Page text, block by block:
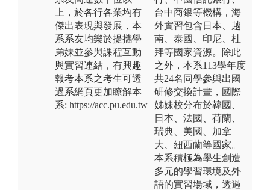
上，於各行各業均有
傑出表現與發展，本
系系友均樂於提攜學
弟妹並參與課程互動
與實習連結，有興趣
報考本系之考生可透
過系網頁更加瞭解本
系: https://acc.pu.edu.tw
台中商銀等機構，海
外實習包含日本、越
南、泰國、印尼、杜
拜等國家資源。除此
之外，本系113學年度
共24名同學參與出國
研修交換計畫，國際
姊妹校分布於韓國、
日本、法國、荷蘭、
瑞典、美國、加拿
大、紐西蘭等國家。
本系積極為學生創造
多元的學習環境及外
語的實習場域，透過